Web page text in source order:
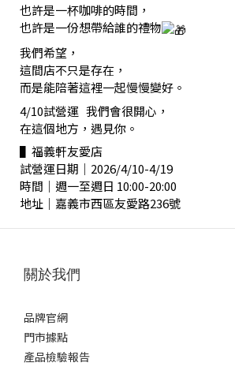
也許是一杯咖啡的時間，
也許是一份想帶給誰的禮物
我們希望，
這間店不只是存在，
而是能陪著這裡一起慢慢變好。
4/10試營運 我們會很開心，
在這個地方，遇見你。
▌福義軒友愛店
試營運日期｜2026/4/10-4/19
時間｜週一至週日 10:00-20:00
地址｜嘉義市西區友愛路236號
關於我們
品牌官網
門市據點
產品檢驗報告